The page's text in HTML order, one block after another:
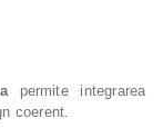
permite integrarea
coerent.